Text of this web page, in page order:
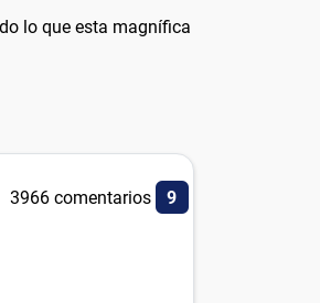
lo que esta magnífica
3966 comentarios
9